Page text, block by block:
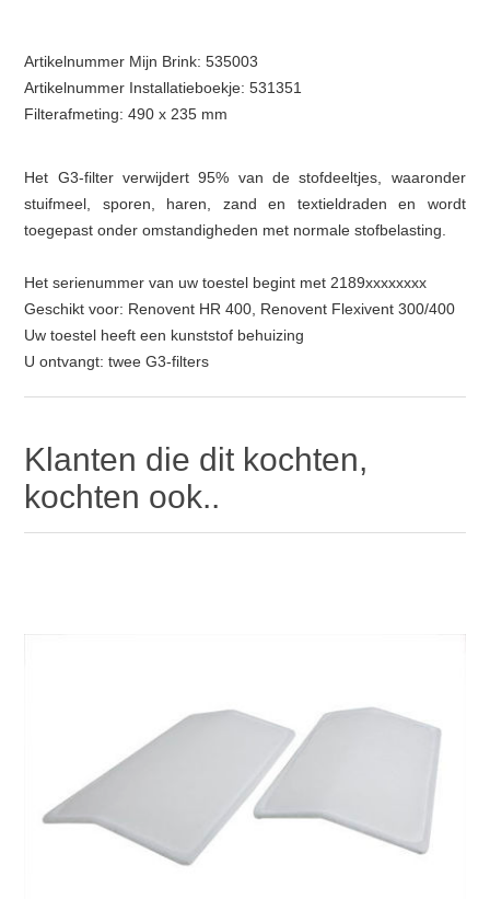
Artikelnummer Mijn Brink: 535003
Artikelnummer Installatieboekje: 531351
Filterafmeting: 490 x 235 mm
Het G3-filter verwijdert 95% van de stofdeeltjes, waaronder
stuifmeel, sporen, haren, zand en textieldraden en wordt
toegepast onder omstandigheden met normale stofbelasting.
Het serienummer van uw toestel begint met 2189xxxxxxxx
Geschikt voor: Renovent HR 400, Renovent Flexivent 300/400
Uw toestel heeft een kunststof behuizing
U ontvangt: twee G3-filters
Klanten die dit kochten,
kochten ook..